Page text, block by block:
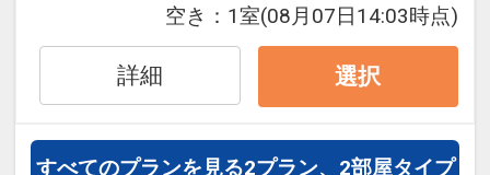
設定期間：2026年4月1日～2026年11月
30日
インターネットコース番号：DP-1-
17261650
予約が必要です。）
※ご予約時に「お問合せ・ご要望等メ
モ」欄、またはご予約後「マイページ」
にご希望の開始時間をご記入ください。
度でも利用OK
空き： 1室(08月07日14:03時点)
詳細 選択
すべてのプランを見る2プラン、2部屋タイプ